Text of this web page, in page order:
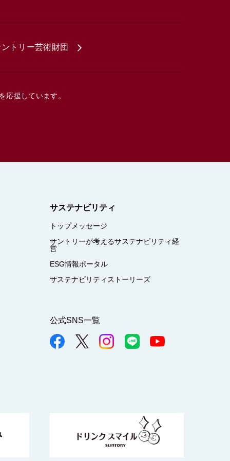
トリー芸術財団
応援しています。
サステナビリティ
トップメッセージ
サントリーが考えるサステナビリティ経
営
ESG情報ポータル
サステナビリティストーリーズ
公式SNS一覧